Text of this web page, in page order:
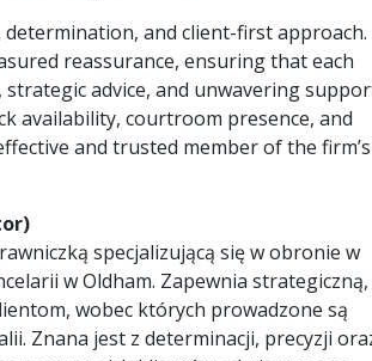
and client-first approach.
reassurance, ensuring that each
advice, and unwavering
availability, courtroom presence, and
and trusted member of the firm’s
specjalizującą się w obronie w
w Oldham. Zapewnia strategiczną,
wobec których prowadzone są
Znana jest z determinacji, precyzji